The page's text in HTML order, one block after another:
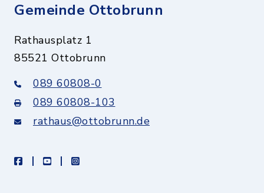
Gemeinde Ottobrunn
Rathausplatz 1
85521 Ottobrunn
089 60808-0
089 60808-103
rathaus@ottobrunn.de
facebookyoutubeinstagram